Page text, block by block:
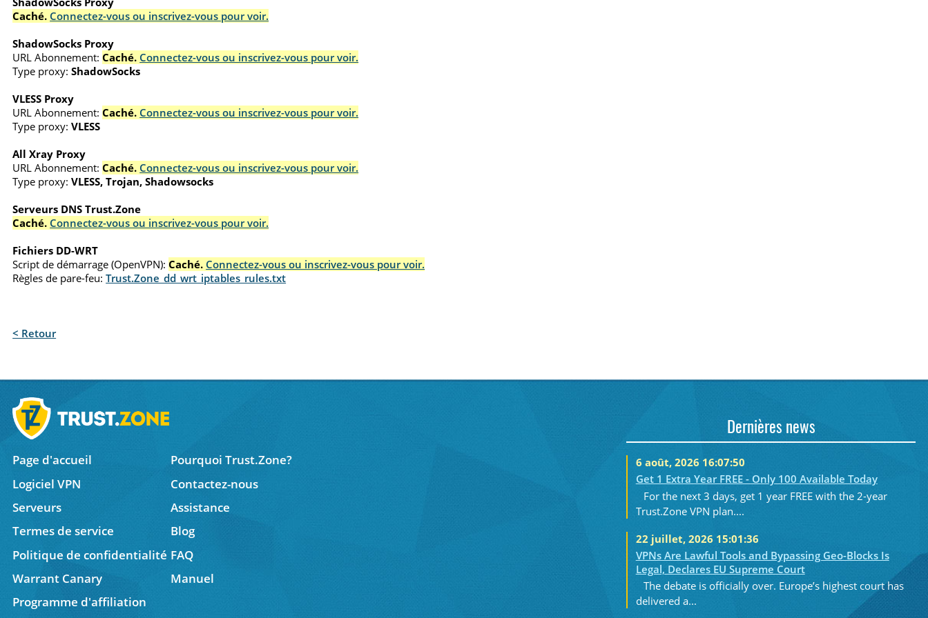
Caché. Connectez-vous ou inscrivez-vous pour voir.
ShadowSocks Proxy
URL Abonnement: Caché. Connectez-vous ou inscrivez-vous pour voir.
Type proxy: ShadowSocks
VLESS Proxy
URL Abonnement: Caché. Connectez-vous ou inscrivez-vous pour voir.
Type proxy: VLESS
All Xray Proxy
URL Abonnement: Caché. Connectez-vous ou inscrivez-vous pour voir.
Type proxy: VLESS, Trojan, Shadowsocks
Serveurs DNS Trust.Zone
Caché. Connectez-vous ou inscrivez-vous pour voir.
Fichiers DD-WRT
Script de démarrage (OpenVPN): Caché. Connectez-vous ou inscrivez-vous pour voir.
Règles de pare-feu: Trust.Zone_dd_wrt_iptables_rules.txt
< Retour
Page d'accueil
Pourquoi Trust.Zone?
Logiciel VPN
Contactez-nous
Serveurs
Assistance
Termes de service
Blog
Politique de confidentialité FAQ
Warrant Canary
Manuel
Programme d'affiliation
Dernières news
6 août, 2026 16:07:50
Get 1 Extra Year FREE - Only 100 Available Today
For the next 3 days, get 1 year FREE with the 2-year
Trust.Zone VPN plan....
22 juillet, 2026 15:01:36
VPNs Are Lawful Tools and Bypassing Geo-Blocks Is
Legal, Declares EU Supreme Court
The debate is officially over. Europe’s highest court has
delivered a...